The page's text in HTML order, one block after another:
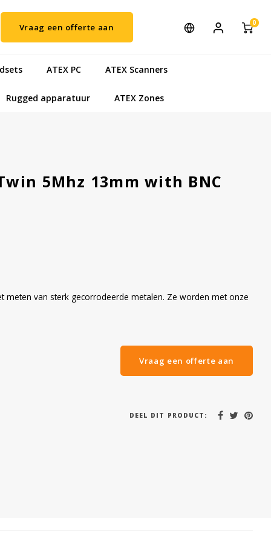
Vraag een offerte aan 0
ATEX PC ATEX Scanners
Rugged apparatuur ATEX Zones
5Mhz 13mm with BNC
meten van sterk gecorrodeerde metalen. Ze worden met onze
Vraag een offerte aan
DEEL DIT PRODUCT: